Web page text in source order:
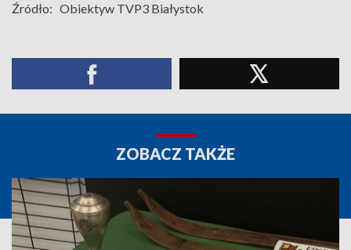
Źródło: Obiektyw TVP3 Białystok
ZOBACZ TAKŻE